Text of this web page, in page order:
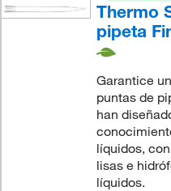
Thermo
pipeta
Garantice
puntas de
han
líquidos,
lisas e
líquidos.